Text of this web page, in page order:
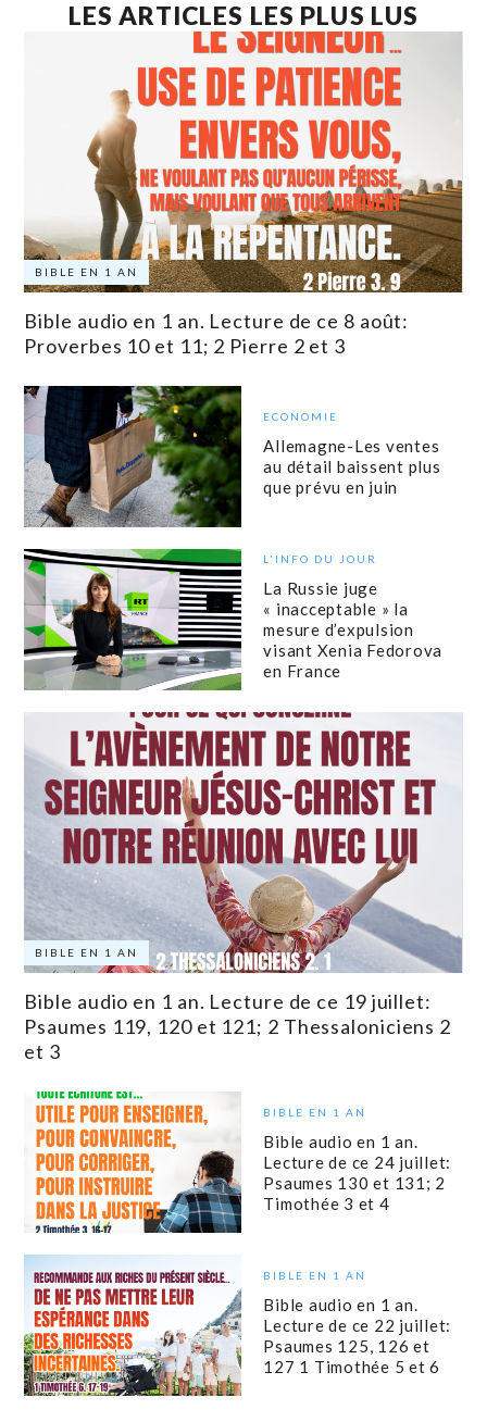
LES ARTICLES LES PLUS LUS
BIBLE EN 1 AN
Bible audio en 1 an. Lecture de ce 8 août:
Proverbes 10 et 11; 2 Pierre 2 et 3
ECONOMIE
Allemagne-Les ventes
au détail baissent plus
que prévu en juin
L'INFO DU JOUR
La Russie juge
« inacceptable » la
mesure d’expulsion
visant Xenia Fedorova
en France
BIBLE EN 1 AN
Bible audio en 1 an. Lecture de ce 19 juillet:
Psaumes 119, 120 et 121; 2 Thessaloniciens 2
et 3
BIBLE EN 1 AN
Bible audio en 1 an.
Lecture de ce 24 juillet:
Psaumes 130 et 131; 2
Timothée 3 et 4
BIBLE EN 1 AN
Bible audio en 1 an.
Lecture de ce 22 juillet:
Psaumes 125, 126 et
127 1 Timothée 5 et 6